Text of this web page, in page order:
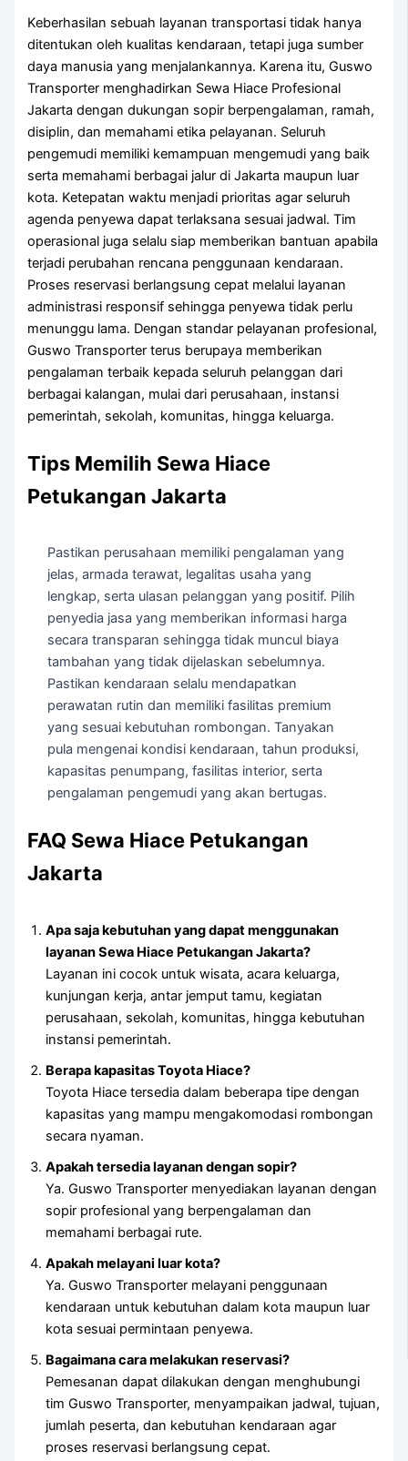
Keberhasilan sebuah layanan transportasi tidak hanya
ditentukan oleh kualitas kendaraan, tetapi juga sumber
daya manusia yang menjalankannya. Karena itu, Guswo
Transporter menghadirkan Sewa Hiace Profesional
Jakarta dengan dukungan sopir berpengalaman, ramah,
disiplin, dan memahami etika pelayanan. Seluruh
pengemudi memiliki kemampuan mengemudi yang baik
serta memahami berbagai jalur di Jakarta maupun luar
kota. Ketepatan waktu menjadi prioritas agar seluruh
agenda penyewa dapat terlaksana sesuai jadwal. Tim
operasional juga selalu siap memberikan bantuan apabila
terjadi perubahan rencana penggunaan kendaraan.
Proses reservasi berlangsung cepat melalui layanan
administrasi responsif sehingga penyewa tidak perlu
menunggu lama. Dengan standar pelayanan profesional,
Guswo Transporter terus berupaya memberikan
pengalaman terbaik kepada seluruh pelanggan dari
berbagai kalangan, mulai dari perusahaan, instansi
pemerintah, sekolah, komunitas, hingga keluarga.
Tips Memilih Sewa Hiace
Petukangan Jakarta
Pastikan perusahaan memiliki pengalaman yang
jelas, armada terawat, legalitas usaha yang
lengkap, serta ulasan pelanggan yang positif. Pilih
penyedia jasa yang memberikan informasi harga
secara transparan sehingga tidak muncul biaya
tambahan yang tidak dijelaskan sebelumnya.
Pastikan kendaraan selalu mendapatkan
perawatan rutin dan memiliki fasilitas premium
yang sesuai kebutuhan rombongan. Tanyakan
pula mengenai kondisi kendaraan, tahun produksi,
kapasitas penumpang, fasilitas interior, serta
pengalaman pengemudi yang akan bertugas.
FAQ Sewa Hiace Petukangan
Jakarta
Apa saja kebutuhan yang dapat menggunakan
layanan Sewa Hiace Petukangan Jakarta?
Layanan ini cocok untuk wisata, acara keluarga,
kunjungan kerja, antar jemput tamu, kegiatan
perusahaan, sekolah, komunitas, hingga kebutuhan
instansi pemerintah.
Berapa kapasitas Toyota Hiace?
Toyota Hiace tersedia dalam beberapa tipe dengan
kapasitas yang mampu mengakomodasi rombongan
secara nyaman.
Apakah tersedia layanan dengan sopir?
Ya. Guswo Transporter menyediakan layanan dengan
sopir profesional yang berpengalaman dan
memahami berbagai rute.
Apakah melayani luar kota?
Ya. Guswo Transporter melayani penggunaan
kendaraan untuk kebutuhan dalam kota maupun luar
kota sesuai permintaan penyewa.
Bagaimana cara melakukan reservasi?
Pemesanan dapat dilakukan dengan menghubungi
tim Guswo Transporter, menyampaikan jadwal, tujuan,
jumlah peserta, dan kebutuhan kendaraan agar
proses reservasi berlangsung cepat.